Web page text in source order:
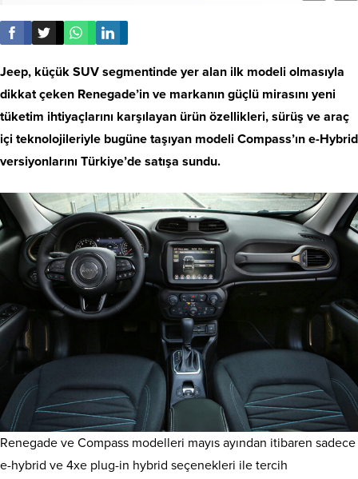
Jeep, küçük SUV segmentinde yer alan ilk modeli olmasıyla
dikkat çeken Renegade’in ve markanın güçlü mirasını yeni
tüketim ihtiyaçlarını karşılayan ürün özellikleri, sürüş ve araç
içi teknolojileriyle bugüne taşıyan modeli Compass’ın e-Hybrid
versiyonlarını Türkiye’de satışa sundu.
Renegade ve Compass modelleri mayıs ayından itibaren sadece
e-hybrid ve 4xe plug-in hybrid seçenekleri ile tercih